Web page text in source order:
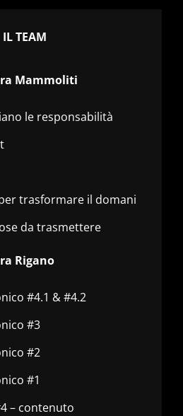
IL TEAM
Mammoliti
le responsabilità
trasformare il domani
da trasmettere
Rigano
#4.1 & #4.2
#3
#2
#1
– contenuto